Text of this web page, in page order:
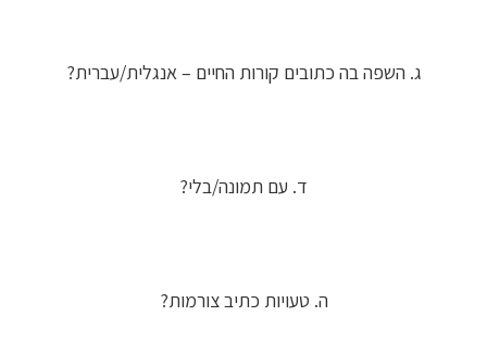
ג. השפה בה כתובים קורות החיים – אנגלית/עברית?
ד. עם תמונה/בלי?
ה. טעויות כתיב צורמות?